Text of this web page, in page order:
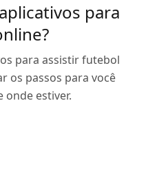
para
para assistir futebol
os passos para você
onde estiver.